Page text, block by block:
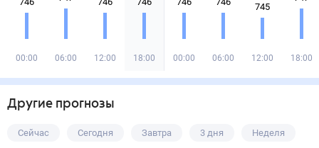
00:00 06:00 12:00 18:00 00:00 06:00
745
12:00 18:00
Другие прогнозы
Сейчас Сегодня Завтра 3 дня Неделя